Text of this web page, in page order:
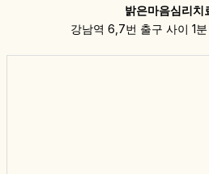
밝은마음심리치
강남역 6,7번 출구 사이 1